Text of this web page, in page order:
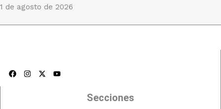
1 de agosto de 2026
F
a
I
n
X
-
Y
o
Secciones